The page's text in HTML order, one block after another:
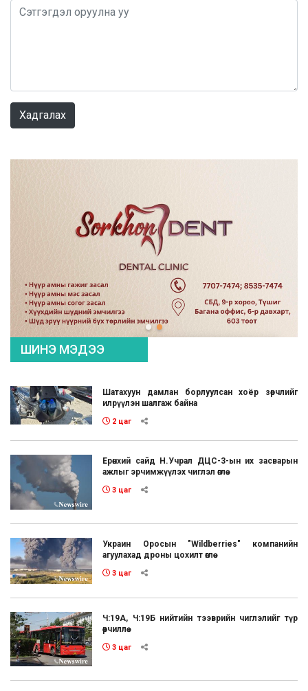
Хадгалах
ШИНЭ МЭДЭЭ
Шатахуун дамлан борлуулсан хоёр зөрчлийг
илрүүлэн шалгаж байна
2 цаг
Ерөнхий сайд Н.Учрал ДЦС-3-ын их засварын
ажлыг эрчимжүүлэх чиглэл өглөө
3 цаг
Украин Оросын "Wildberries" компанийн
агуулахад дроны цохилт өглөө
3 цаг
Ч:19А, Ч:19Б нийтийн тээврийн чиглэлийг түр
өөрчиллөө
3 цаг